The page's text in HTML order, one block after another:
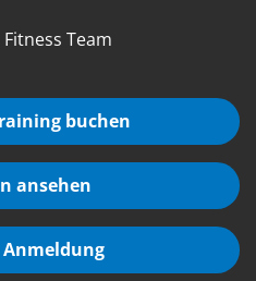
Team
buchen
ansehen